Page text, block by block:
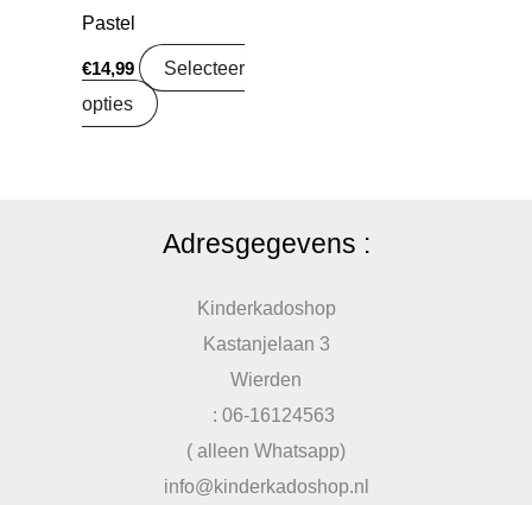
Pastel
€14,99
Selecteer
opties
Adresgegevens :
Kinderkadoshop
Kastanjelaan 3
Wierden
: 06-16124563
( alleen Whatsapp)
info@kinderkadoshop.nl